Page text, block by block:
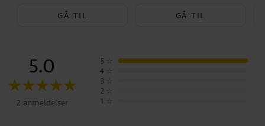
GÅ TIL GÅ TIL
5.0
2 anmeldelser
5
4
3
2
1